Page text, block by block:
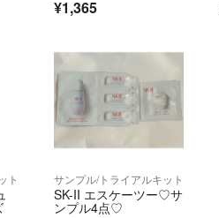
¥1,365
ト サンプル/トライアルキット
SK-II エスケーツー♡サ
ンプル4点♡